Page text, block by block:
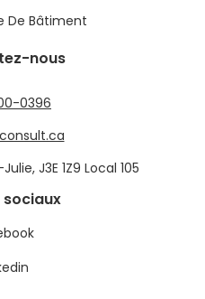
De Bâtiment
nous
0396
J3E 1Z9 Local 105
sociaux